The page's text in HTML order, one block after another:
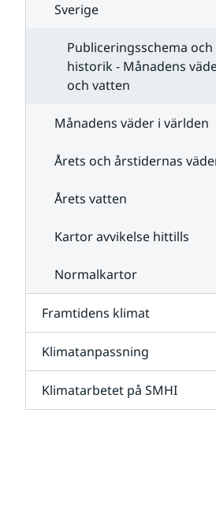
Sverige
Publiceringsschema och
historik - Månadens
och vatten
Månadens väder i världen
Årets och årstidernas
Årets vatten
Kartor avvikelse hittills
Normalkartor
Framtidens klimat
Klimatanpassning
Klimatarbetet på SMHI